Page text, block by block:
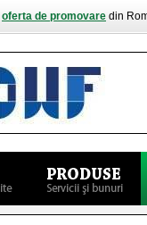
oferta de promovare din